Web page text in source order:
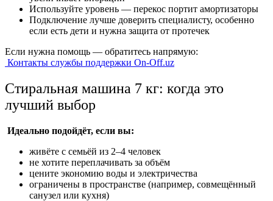
Используйте уровень — перекос портит амортизаторы
Подключение лучше доверить специалисту, особенно
если есть дети и нужна защита от протечек
Если нужна помощь — обратитесь напрямую:
Контакты службы поддержки On-Off.uz
Стиральная машина 7 кг: когда это
лучший выбор
Идеально подойдёт, если вы:
живёте с семьёй из 2–4 человек
не хотите переплачивать за объём
цените экономию воды и электричества
ограничены в пространстве (например, совмещённый
санузел или кухня)